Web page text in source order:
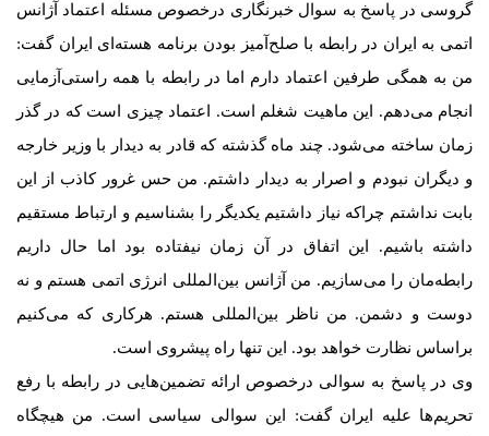
گروسی در پاسخ به سوال خبرنگاری درخصوص مسئله اعتماد آژانس
اتمی به ایران در رابطه با صلح‌آمیز بودن برنامه هسته‌ای ایران گفت:
من به همگی طرفین اعتماد دارم اما در رابطه با همه راستی‌آزمایی
انجام می‌دهم. این ماهیت شغلم است. اعتماد چیزی است که در گذر
زمان ساخته می‌شود. چند ماه گذشته که قادر به دیدار با وزیر خارجه
و دیگران نبودم و اصرار به دیدار داشتم. من حس غرور کاذب از این
بابت نداشتم چراکه نیاز داشتیم یکدیگر را بشناسیم و ارتباط مستقیم
داشته باشیم. این اتفاق در آن زمان نیفتاده بود اما حال داریم
رابطه‌مان را می‌سازیم. من آژانس بین‌المللی انرژی اتمی هستم و نه
دوست و دشمن. من ناظر بین‌المللی هستم. هرکاری که می‌کنیم
براساس نظارت خواهد بود. این تنها راه پیشروی است.
وی در پاسخ به سوالی درخصوص ارائه تضمین‌هایی در رابطه با رفع
تحریم‌ها علیه ایران گفت: این سوالی سیاسی است. من هیچگاه